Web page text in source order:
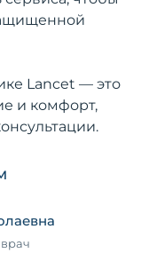
Lancet — это
и комфорт,